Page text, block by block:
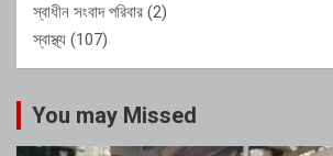
স্বাধীন সংবাদ পরিবার (2)
স্বাস্থ্য (107)
You may Missed